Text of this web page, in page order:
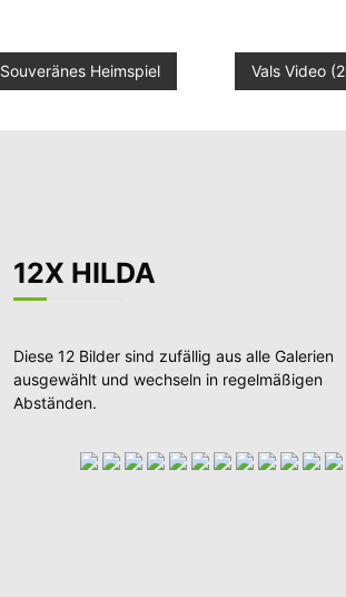
Heimspiel Vals Video
12X HILDA
Diese 12 Bilder sind zufällig aus alle Galerien
ausgewählt und wechseln in regelmäßigen
Abständen.